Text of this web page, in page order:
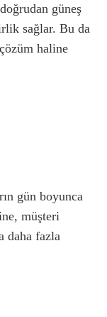
güneş
sağlar. Bu da
haline
gün boyunca
müşteri
daha fazla